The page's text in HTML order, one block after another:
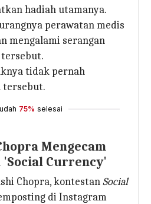
hadiah utamanya.
perawatan medis
mengalami serangan
tersebut.
tidak pernah
tersebut.
75% selesai
Mengecam
Currency'
Chopra, kontestanSocial
di Instagram